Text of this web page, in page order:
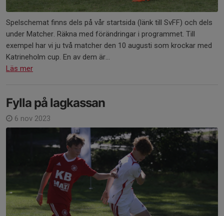
Spelschemat finns dels på vår startsida (länk till SvFF) och dels
under Matcher. Räkna med förändringar i programmet. Till
exempel har vi ju två matcher den 10 augusti som krockar med
Katrineholm cup. En av dem är...
Läs mer
Fylla på lagkassan
6 nov 2023